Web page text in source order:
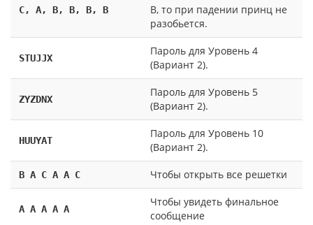
C, A, B, B, B, B
В, то при падении принц не
разобьется.
STUJJX
Пароль для Уровень 4
(Вариант 2).
ZYZDNX
Пароль для Уровень 5
(Вариант 2).
HUUYAT
Пароль для Уровень 10
(Вариант 2).
B A C A A C Чтобы открыть все решетки
A A A A A
Чтобы увидеть финальное
сообщение